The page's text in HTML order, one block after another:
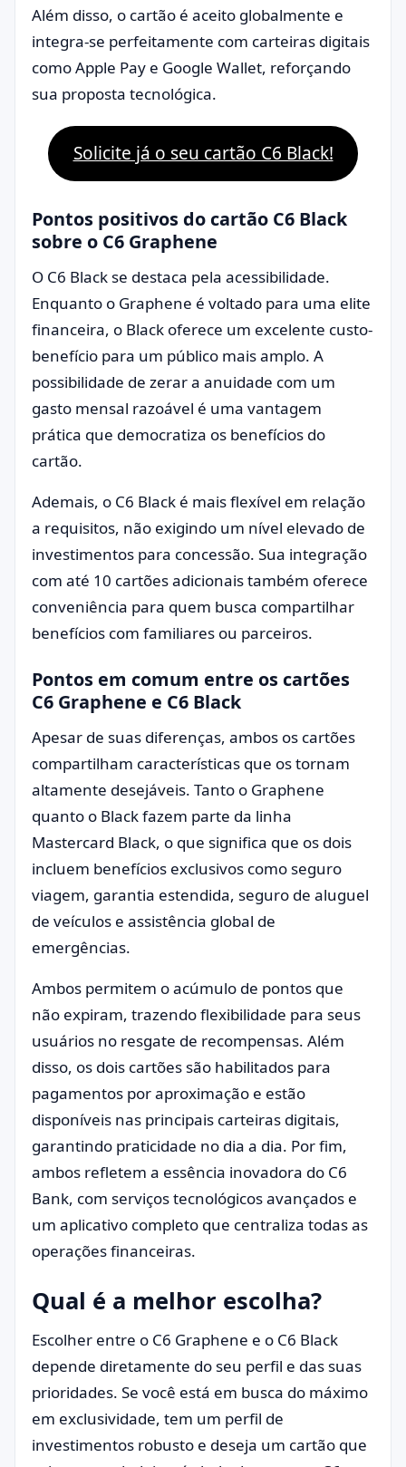
Além disso, o cartão é aceito globalmente e
integra-se perfeitamente com carteiras digitais
como Apple Pay e Google Wallet, reforçando
sua proposta tecnológica.
Solicite já o seu cartão C6 Black!
Pontos positivos do cartão C6 Black
sobre o C6 Graphene
O C6 Black se destaca pela acessibilidade.
Enquanto o Graphene é voltado para uma elite
financeira, o Black oferece um excelente custo-
benefício para um público mais amplo. A
possibilidade de zerar a anuidade com um
gasto mensal razoável é uma vantagem
prática que democratiza os benefícios do
cartão.
Ademais, o C6 Black é mais flexível em relação
a requisitos, não exigindo um nível elevado de
investimentos para concessão. Sua integração
com até 10 cartões adicionais também oferece
conveniência para quem busca compartilhar
benefícios com familiares ou parceiros.
Pontos em comum entre os cartões
C6 Graphene e C6 Black
Apesar de suas diferenças, ambos os cartões
compartilham características que os tornam
altamente desejáveis. Tanto o Graphene
quanto o Black fazem parte da linha
Mastercard Black, o que significa que os dois
incluem benefícios exclusivos como seguro
viagem, garantia estendida, seguro de aluguel
de veículos e assistência global de
emergências.
Ambos permitem o acúmulo de pontos que
não expiram, trazendo flexibilidade para seus
usuários no resgate de recompensas. Além
disso, os dois cartões são habilitados para
pagamentos por aproximação e estão
disponíveis nas principais carteiras digitais,
garantindo praticidade no dia a dia. Por fim,
ambos refletem a essência inovadora do C6
Bank, com serviços tecnológicos avançados e
um aplicativo completo que centraliza todas as
operações financeiras.
Qual é a melhor escolha?
Escolher entre o C6 Graphene e o C6 Black
depende diretamente do seu perfil e das suas
prioridades. Se você está em busca do máximo
em exclusividade, tem um perfil de
investimentos robusto e deseja um cartão que